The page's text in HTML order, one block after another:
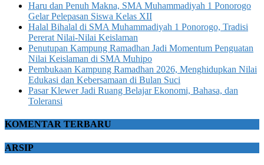
Haru dan Penuh Makna, SMA Muhammadiyah 1 Ponorogo
Gelar Pelepasan Siswa Kelas XII
Halal Bihalal di SMA Muhammadiyah 1 Ponorogo, Tradisi
Pererat Nilai-Nilai Keislaman
Penutupan Kampung Ramadhan Jadi Momentum Penguatan
Nilai Keislaman di SMA Muhipo
Pembukaan Kampung Ramadhan 2026, Menghidupkan Nilai
Edukasi dan Kebersamaan di Bulan Suci
Pasar Klewer Jadi Ruang Belajar Ekonomi, Bahasa, dan
Toleransi
KOMENTAR TERBARU
ARSIP